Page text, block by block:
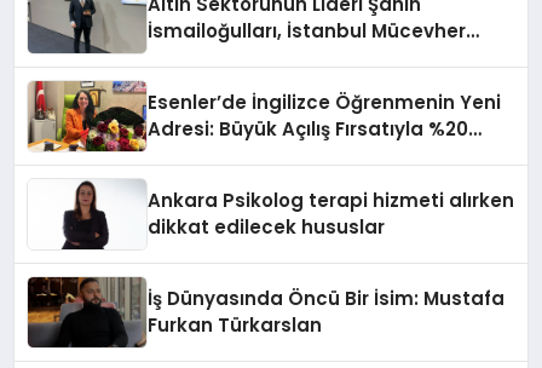
İsmailoğulları, İstanbul Mücevher
Esenler’de İngilizce Öğrenmenin Yeni
Adresi: Büyük Açılış Fırsatıyla %20
Ankara Psikolog terapi hizmeti alırken
dikkat edilecek hususlar
İş Dünyasında Öncü Bir İsim: Mustafa
Furkan Türkarslan